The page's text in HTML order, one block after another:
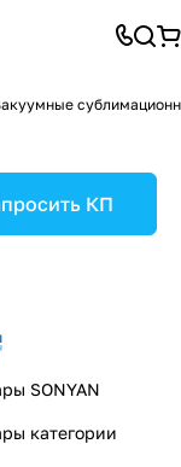
КП
SONYAN
категории